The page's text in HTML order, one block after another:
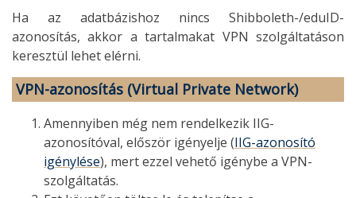
Ha az adatbázishoz nincs Shibboleth-/eduID-
azonosítás, akkor a tartalmakat VPN szolgáltatáson
keresztül lehet elérni.
VPN-azonosítás (Virtual Private Network)
Amennyiben még nem rendelkezik IIG-
azonosítóval, először igényelje (IIG-azonosító
igénylése), mert ezzel vehető igénybe a VPN-
szolgáltatás.